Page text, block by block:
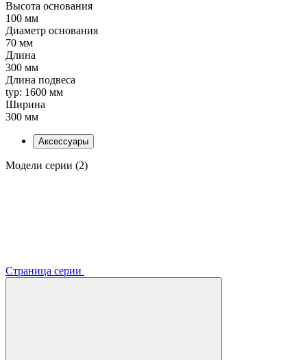
Высота основания
100 мм
Диаметр основания
70 мм
Длина
300 мм
Длина подвеса
typ: 1600 мм
Ширина
300 мм
Аксессуары
Модели серии (2)
Страница серии